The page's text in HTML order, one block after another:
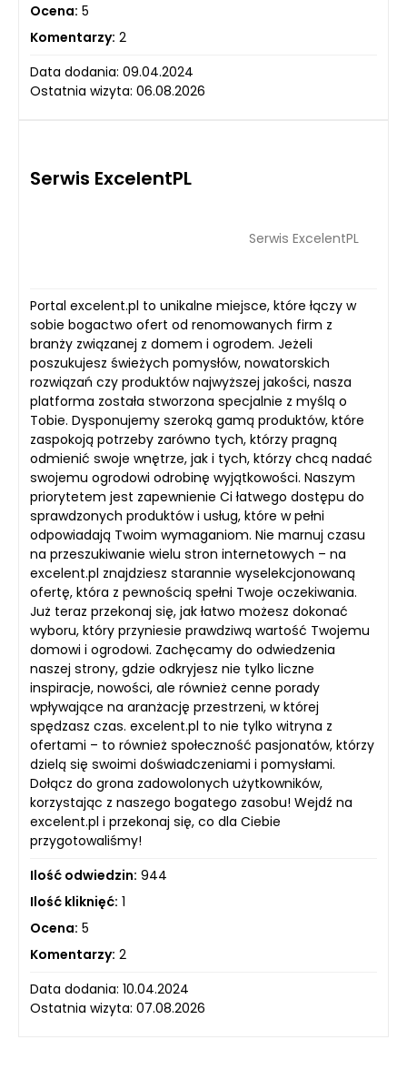
Ocena: 5
Komentarzy: 2
Data dodania: 09.04.2024
Ostatnia wizyta: 06.08.2026
Serwis ExcelentPL
Serwis ExcelentPL
Portal excelent.pl to unikalne miejsce, które łączy w
sobie bogactwo ofert od renomowanych firm z
branży związanej z domem i ogrodem. Jeżeli
poszukujesz świeżych pomysłów, nowatorskich
rozwiązań czy produktów najwyższej jakości, nasza
platforma została stworzona specjalnie z myślą o
Tobie. Dysponujemy szeroką gamą produktów, które
zaspokoją potrzeby zarówno tych, którzy pragną
odmienić swoje wnętrze, jak i tych, którzy chcą nadać
swojemu ogrodowi odrobinę wyjątkowości. Naszym
priorytetem jest zapewnienie Ci łatwego dostępu do
sprawdzonych produktów i usług, które w pełni
odpowiadają Twoim wymaganiom. Nie marnuj czasu
na przeszukiwanie wielu stron internetowych – na
excelent.pl znajdziesz starannie wyselekcjonowaną
ofertę, która z pewnością spełni Twoje oczekiwania.
Już teraz przekonaj się, jak łatwo możesz dokonać
wyboru, który przyniesie prawdziwą wartość Twojemu
domowi i ogrodowi. Zachęcamy do odwiedzenia
naszej strony, gdzie odkryjesz nie tylko liczne
inspiracje, nowości, ale również cenne porady
wpływające na aranżację przestrzeni, w której
spędzasz czas. excelent.pl to nie tylko witryna z
ofertami – to również społeczność pasjonatów, którzy
dzielą się swoimi doświadczeniami i pomysłami.
Dołącz do grona zadowolonych użytkowników,
korzystając z naszego bogatego zasobu! Wejdź na
excelent.pl i przekonaj się, co dla Ciebie
przygotowaliśmy!
Ilość odwiedzin: 944
Ilość kliknięć: 1
Ocena: 5
Komentarzy: 2
Data dodania: 10.04.2024
Ostatnia wizyta: 07.08.2026